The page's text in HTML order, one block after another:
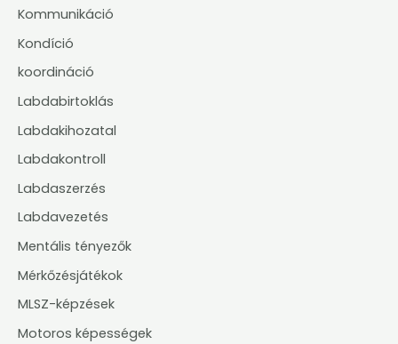
Kommunikáció
Kondíció
koordináció
Labdabirtoklás
Labdakihozatal
Labdakontroll
Labdaszerzés
Labdavezetés
Mentális tényezők
Mérkőzésjátékok
MLSZ-képzések
Motoros képességek